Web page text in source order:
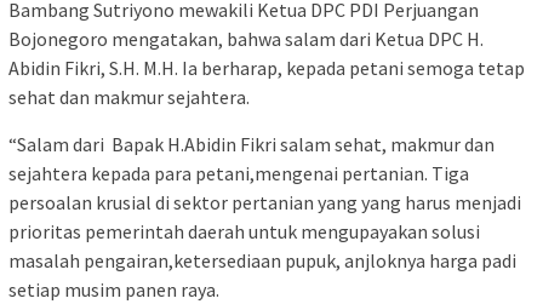
Bambang Sutriyono mewakili Ketua DPC PDI Perjuangan
Bojonegoro mengatakan, bahwa salam dari Ketua DPC H.
Abidin Fikri, S.H. M.H. Ia berharap, kepada petani semoga tetap
sehat dan makmur sejahtera.
“Salam dari Bapak H.Abidin Fikri salam sehat, makmur dan
sejahtera kepada para petani,mengenai pertanian. Tiga
persoalan krusial di sektor pertanian yang yang harus menjadi
prioritas pemerintah daerah untuk mengupayakan solusi
masalah pengairan,ketersediaan pupuk, anjloknya harga padi
setiap musim panen raya.